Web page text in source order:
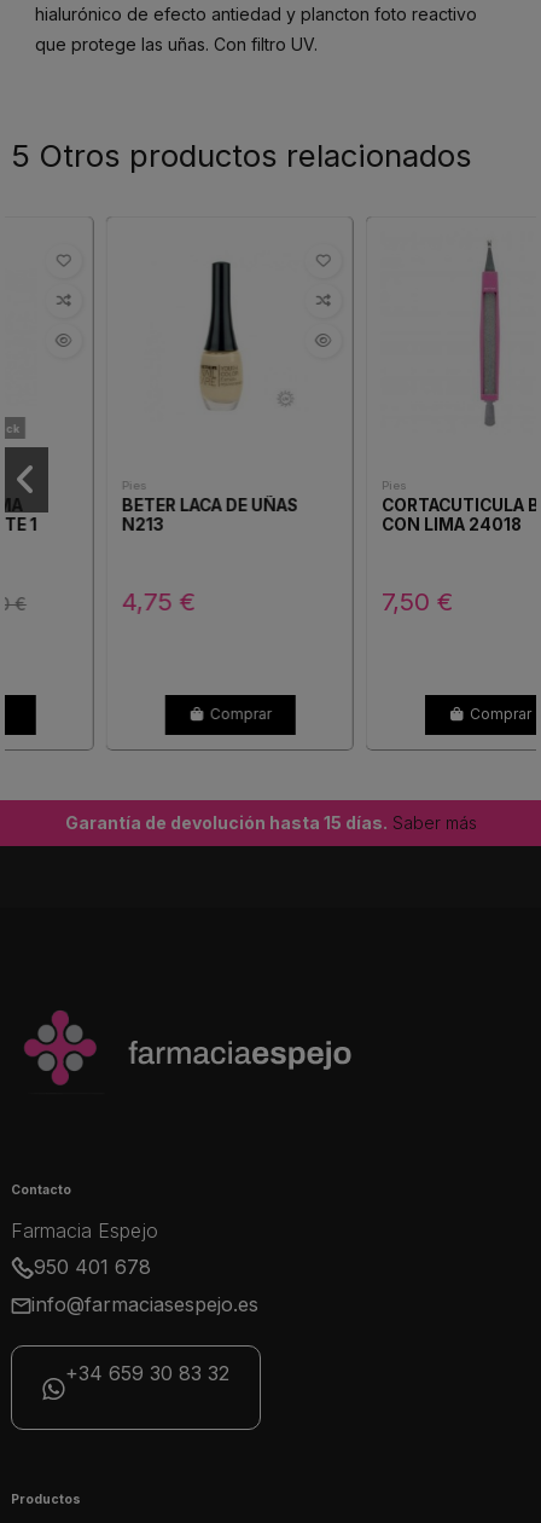
hialurónico de efecto antiedad y plancton foto reactivo
que protege las uñas. Con filtro UV.
5 Otros productos relacionados
BETER LACA DE UÑAS
N213
CORTACUTICULA BETER
CON LIMA 24018
Garantía de devolución hasta 15 días. Saber más
Contacto
Farmacia Espejo
950 401 678
info@farmaciasespejo.es
+34 659 30 83 32
Productos